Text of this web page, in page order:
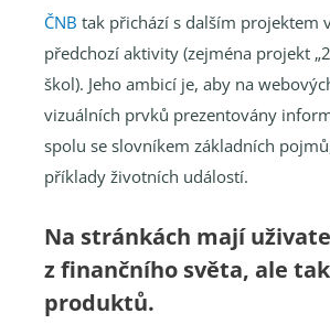
ČNB tak přichází s dalším projektem
předchozí aktivity (zejména projekt
škol). Jeho ambicí je, aby na
vizuálních prvků prezentovány
spolu se slovníkem základních
příklady životních událostí.
Na stránkách mají
z finančního světa, ale
produktů.